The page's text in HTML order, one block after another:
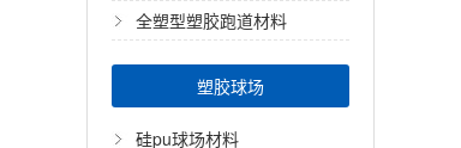
全塑型塑胶跑道材料
塑胶球场
硅pu球场材料